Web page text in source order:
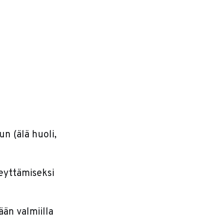
(älä huoli,
valmiilla